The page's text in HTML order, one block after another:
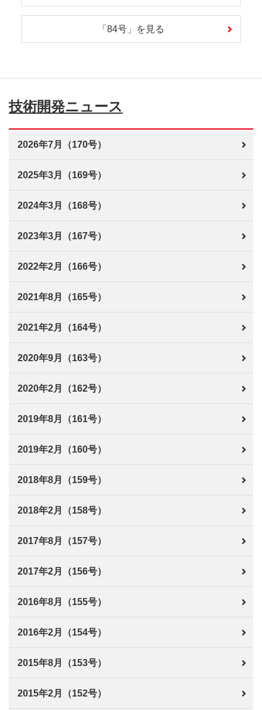
「84号」を見る
技術開発ニュース
2026年7月（170号）
2025年3月（169号）
2024年3月（168号）
2023年3月（167号）
2022年2月（166号）
2021年8月（165号）
2021年2月（164号）
2020年9月（163号）
2020年2月（162号）
2019年8月（161号）
2019年2月（160号）
2018年8月（159号）
2018年2月（158号）
2017年8月（157号）
2017年2月（156号）
2016年8月（155号）
2016年2月（154号）
2015年8月（153号）
2015年2月（152号）